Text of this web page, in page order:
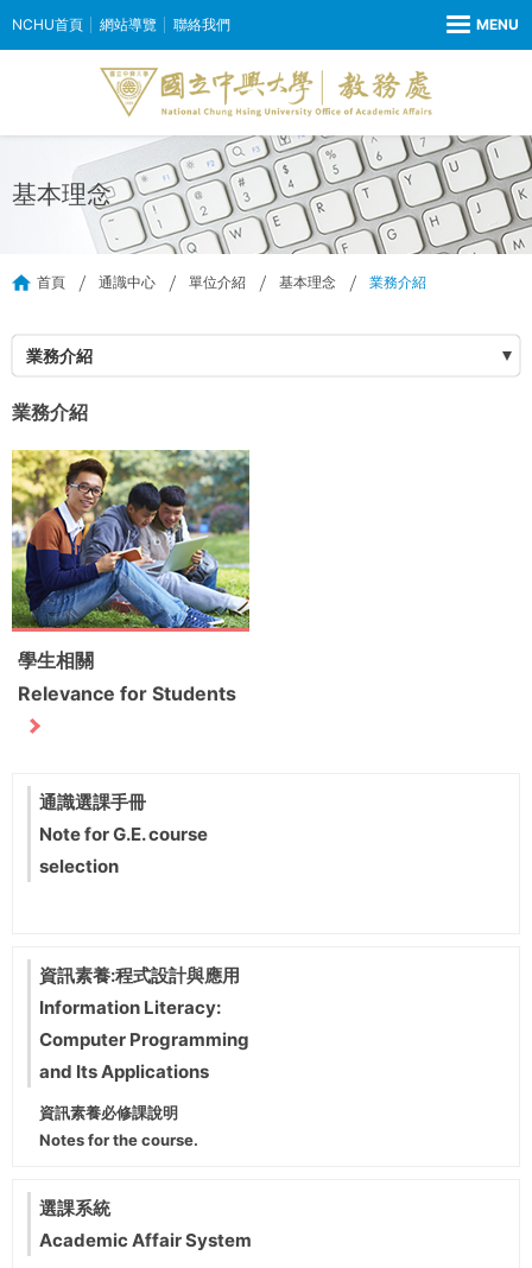
NCHU首頁 網站導覽 聯絡我們
基本理念
首頁 通識中心 單位介紹 基本理念 業務介紹
業務介紹
業務介紹
學生相關
Relevance for Students
通識選課手冊
Note for G.E. course
selection
資訊素養:程式設計與應用
Information Literacy:
Computer Programming
and Its Applications
資訊素養必修課說明
Notes for the course.
選課系統
Academic Affair System